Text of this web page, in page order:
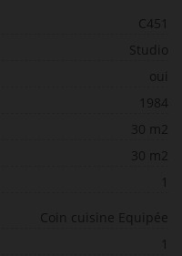
C451
Studio
oui
1984
30 m2
30 m2
Coin cuisine Equipée